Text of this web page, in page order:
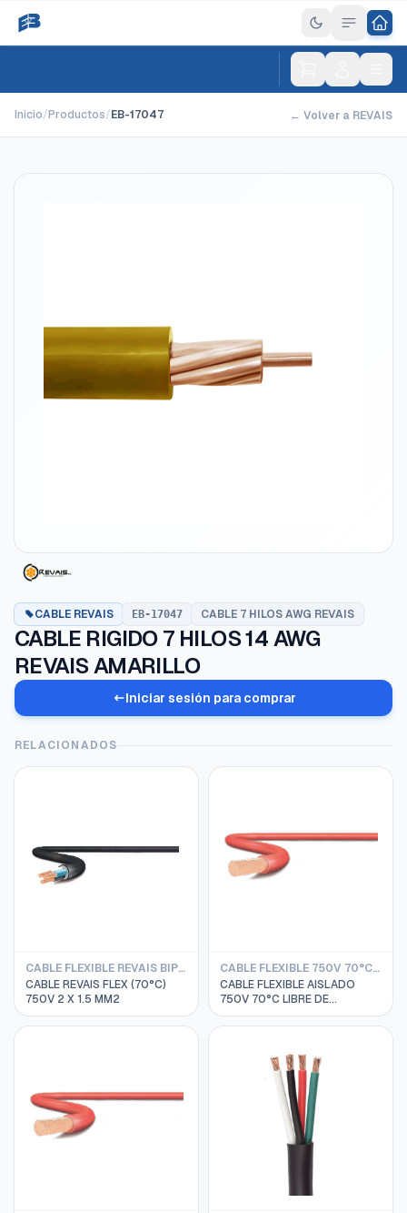
Inicio/Productos/EB-17047 ← Volver a REVAIS
CABLE REVAIS EB-17047 CABLE 7 HILOS AWG REVAIS
CABLE RIGIDO 7 HILOS 14 AWG
REVAIS AMARILLO
Iniciar sesión para comprar
RELACIONADOS
CABLE FLEXIBLE REVAIS BIPOLAR
CABLE REVAIS FLEX (70°C)
750V 2 X 1.5 MM2
CABLE FLEXIBLE 750V 70°C LIBRE DE HALOGENO REVAIS
CABLE FLEXIBLE AISLADO
750V 70°C LIBRE DE
HALOGENO RIVTOX 1 X 4MM2
REVAIS ROJO